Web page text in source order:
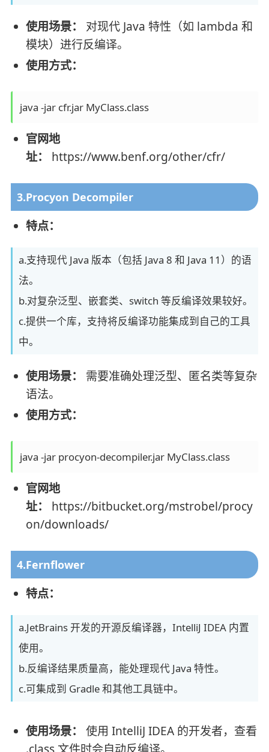
使用场景：
对现代 Java 特性（如 lambda 和
模块）进行反编译。
使用方式：
java -jar cfr.jar MyClass.class
官网地
址：
https://www.benf.org/other/cfr/
3.Procyon Decompiler
特点：
a.支持现代 Java 版本（包括 Java 8 和 Java 11）的语
法。
b.对复杂泛型、嵌套类、switch 等反编译效果较好。
c.提供一个库，支持将反编译功能集成到自己的工具
中。
使用场景：
需要准确处理泛型、匿名类等复杂
语法。
使用方式：
java -jar procyon-decompiler.jar MyClass.class
官网地
址：
https://bitbucket.org/mstrobel/procy
on/downloads/
4.Fernflower
特点：
a.JetBrains 开发的开源反编译器，IntelliJ IDEA 内置
使用。
b.反编译结果质量高，能处理现代 Java 特性。
c.可集成到 Gradle 和其他工具链中。
使用场景：
使用 IntelliJ IDEA 的开发者，查看